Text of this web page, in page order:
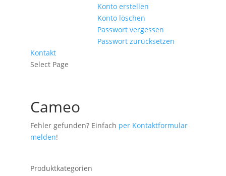
Konto erstellen
Konto löschen
Passwort vergessen
Passwort zurücksetzen
Kontakt
Select Page
Cameo
Fehler gefunden? Einfach per Kontaktformular
melden!
Produktkategorien